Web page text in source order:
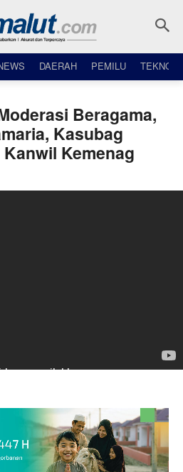
DAERAH PEMILU TEKNO
Beragama,
Kasubag
Kemenag